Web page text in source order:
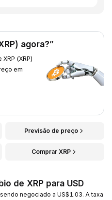
agora?”
(XRP)
em
Previsão de preço
Comprar XRP
de XRP para USD
negociado a US$1.03. A taxa